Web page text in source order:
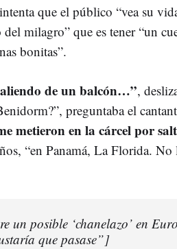
que el público “vea su
milagro” que es tener “un
bonitas”.
de un balcón…”,
preguntaba el
metieron en la cárcel por
“en Panamá, La Florida. No
un posible ‘chanelazo’ en
que pasase”]